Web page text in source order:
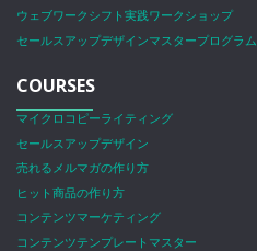
ウェブワークシフト実践ワークショップ
セールスアップデザインマスタープログラム
COURSES
マイクロコピーライティング
セールスアップデザイン
売れるメルマガの作り方
ヒット商品の作り方
コンテンツマーケティング
コンテンツテンプレートマスター